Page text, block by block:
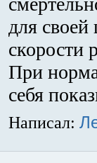
для
скорости
При
себя
Написал: